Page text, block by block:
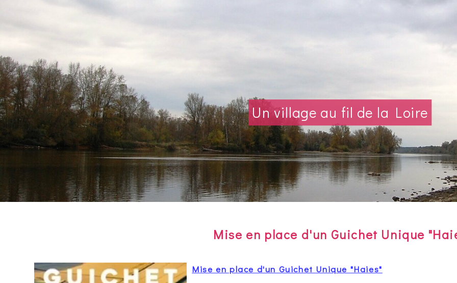
Un village au fil de la Loire
Mise en place d'un Guichet Unique
Mise en place d'un Guichet Unique "Haies"